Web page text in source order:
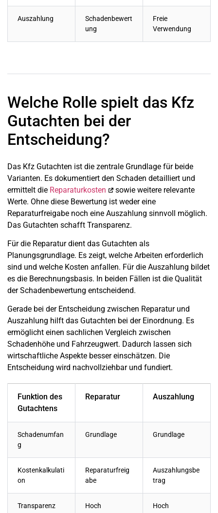
Auszahlung
Schadenbewert
ung
Freie
Verwendung
Welche Rolle spielt das Kfz
Gutachten bei der
Entscheidung?
Das Kfz Gutachten ist die zentrale Grundlage für beide
Varianten. Es dokumentiert den Schaden detailliert und
ermittelt die Reparaturkosten
sowie weitere relevante
Werte. Ohne diese Bewertung ist weder eine
Reparaturfreigabe noch eine Auszahlung sinnvoll möglich.
Das Gutachten schafft Transparenz.
Für die Reparatur dient das Gutachten als
Planungsgrundlage. Es zeigt, welche Arbeiten erforderlich
sind und welche Kosten anfallen. Für die Auszahlung bildet
es die Berechnungsbasis. In beiden Fällen ist die Qualität
der Schadenbewertung entscheidend.
Gerade bei der Entscheidung zwischen Reparatur und
Auszahlung hilft das Gutachten bei der Einordnung. Es
ermöglicht einen sachlichen Vergleich zwischen
Schadenhöhe und Fahrzeugwert. Dadurch lassen sich
wirtschaftliche Aspekte besser einschätzen. Die
Entscheidung wird nachvollziehbar und fundiert.
Funktion des
Gutachtens
Reparatur Auszahlung
Schadenumfan
g
Grundlage Grundlage
Kostenkalkulati
on
Reparaturfreig
abe
Auszahlungsbe
trag
Transparenz Hoch Hoch